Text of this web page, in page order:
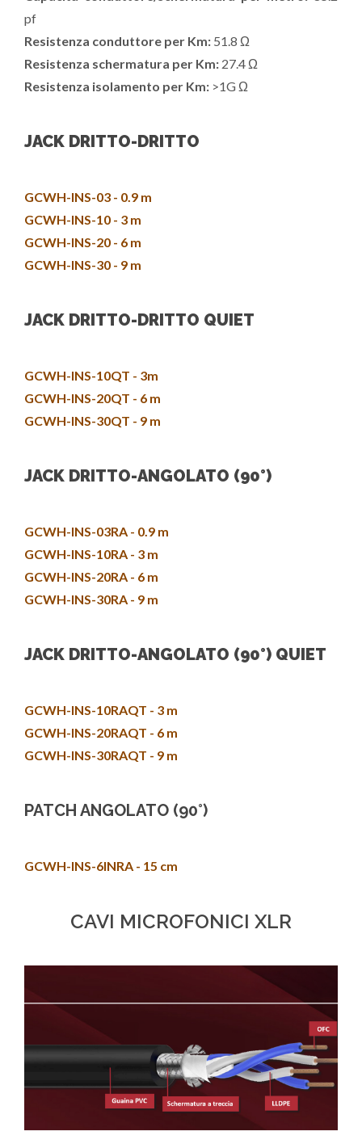
pf
Resistenza conduttore per Km: 51.8 Ω
Resistenza schermatura per Km: 27.4 Ω
Resistenza isolamento per Km: >1G Ω
JACK DRITTO-DRITTO
GCWH-INS-03 - 0.9 m
GCWH-INS-10 - 3 m
GCWH-INS-20 - 6 m
GCWH-INS-30 - 9 m
JACK DRITTO-DRITTO QUIET
GCWH-INS-10QT - 3m
GCWH-INS-20QT - 6 m
GCWH-INS-30QT - 9 m
JACK DRITTO-ANGOLATO (90°)
GCWH-INS-03RA - 0.9 m
GCWH-INS-10RA - 3 m
GCWH-INS-20RA - 6 m
GCWH-INS-30RA - 9 m
JACK DRITTO-ANGOLATO (90°) QUIET
GCWH-INS-10RAQT - 3 m
GCWH-INS-20RAQT - 6 m
GCWH-INS-30RAQT - 9 m
PATCH ANGOLATO (90°)
GCWH-INS-6INRA - 15 cm
CAVI MICROFONICI XLR